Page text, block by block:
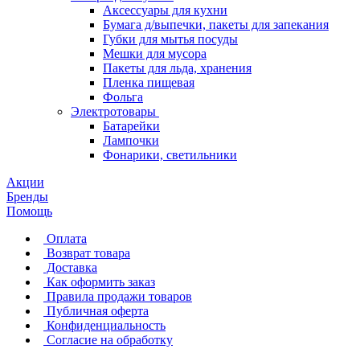
Аксессуары для кухни
Бумага д/выпечки, пакеты для запекания
Губки для мытья посуды
Мешки для мусора
Пакеты для льда, хранения
Пленка пищевая
Фольга
Электротовары
Батарейки
Лампочки
Фонарики, светильники
Акции
Бренды
Помощь
Оплата
Возврат товара
Доставка
Как оформить заказ
Правила продажи товаров
Публичная оферта
Конфиденциальность
Согласие на обработку